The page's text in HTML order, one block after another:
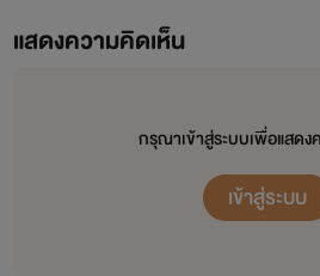
แสดงความคิดเห็น
กรุณาเข้าสู่ระบบเพื่อแสด
เข้าสู่ระบบ